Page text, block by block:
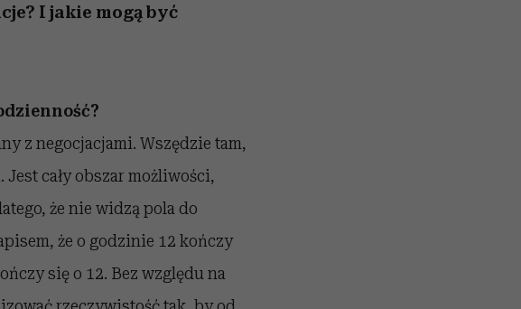
I jakie mogą być
z negocjacjami. Wszędzie tam,
cały obszar możliwości,
że nie widzą pola do
że o godzinie 12 kończy
się o 12. Bez względu na